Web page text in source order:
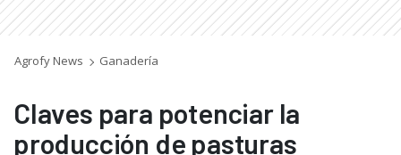
Agrofy News Ganadería
Claves para potenciar la
producción de pasturas